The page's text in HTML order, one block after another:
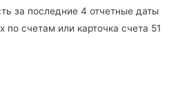
за последние 4 отчетные даты
по счетам или карточка cчета 51